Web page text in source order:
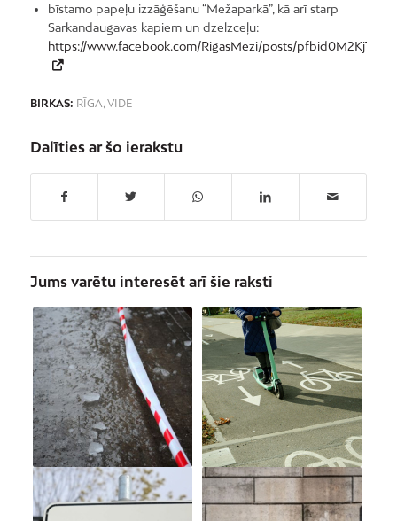
bīstamo papeļu izzāģēšanu “Mežaparkā”, kā arī starp
Sarkandaugavas kapiem un dzelzceļu:
https://www.facebook.com/RigasMezi/posts/
BIRKAS: RĪGA, VIDE
Dalīties ar šo ierakstu
Jums varētu interesēt arī šie raksti